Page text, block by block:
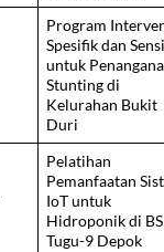
Program
Spesifik dan
untuk
Stunting di
Kelurahan Bukit
Duri
Pelatihan
Pemanfaatan
IoT untuk
Hidroponik di BS
Tugu-9 Depok